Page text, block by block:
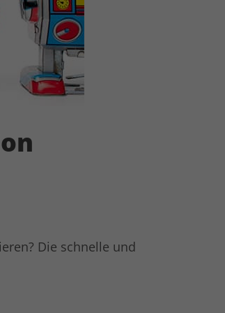
Die schnelle und
um die
zur Verwendung
um die